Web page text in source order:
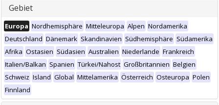
Gebiet
Europa Nordhemisphäre Mitteleuropa Alpen Nordamerika
Deutschland Dänemark Skandinavien Südhemisphäre Südamerika
Afrika Ostasien Südasien Australien Niederlande Frankreich
Italien/Balkan Spanien Türkei/Nahost Großbritannien Belgien
Schweiz Island Global Mittelamerika Österreich Osteuropa Polen
Finnland